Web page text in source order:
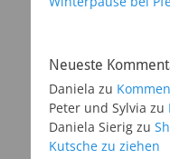
Neueste
Daniela zu
Peter und Sylvia zu
Daniela Sierig zu
Kutsche zu ziehen